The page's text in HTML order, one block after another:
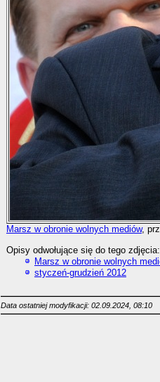
Marsz w obronie wolnych mediów,
Opisy odwołujące się do tego zdjęcia:
Marsz w obronie wolnych
styczeń-grudzień 2012
Data ostatniej modyfikacji: 02.09.2024, 08:10